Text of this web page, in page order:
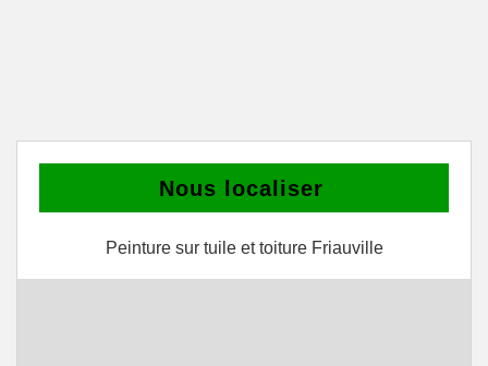
Nous localiser
Peinture sur tuile et toiture Friauville